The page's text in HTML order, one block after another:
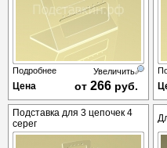
Подробнее Увеличить
Цена от 266 руб.
Подставка для 3 цепочек 4
серег